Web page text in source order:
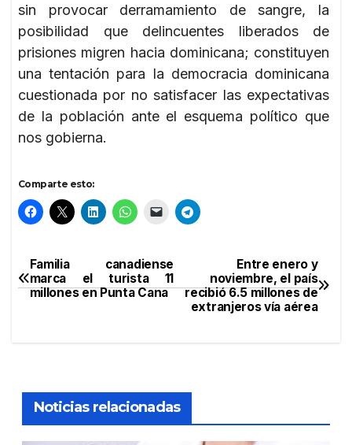
sin provocar derramamiento de sangre, la
posibilidad que delincuentes liberados de
prisiones migren hacia dominicana; constituyen
una tentación para la democracia dominicana
cuestionada por no satisfacer las expectativas
de la población ante el esquema político que
nos gobierna.
Comparte esto:
Navegación
de
Entre enero y
noviembre, el país
recibió 6.5 millones de
extranjeros vía aérea
Familia canadiense
marca el turista 11
millones en Punta Cana
Noticias relacionadas